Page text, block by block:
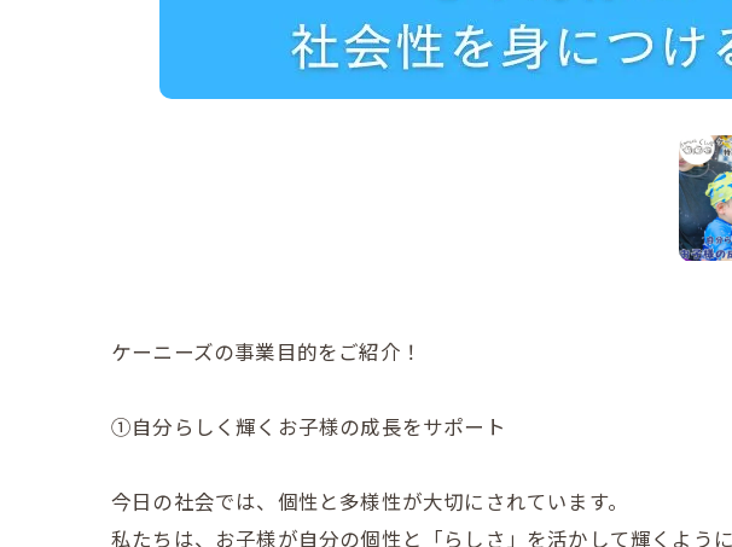
ケーニーズの事業目的をご紹介！
①自分らしく輝くお子様の成長をサポート
今日の社会では、個性と多様性が大切にされています。
私たちは、お子様が自分の個性と「らしさ」を活かして輝くよう